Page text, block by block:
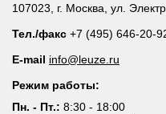
107023, г. Москва, ул.
Тел./факс +7 (495) 646-20-
E-mail info@leuze.ru
Режим работы:
Пн. - Пт.: 8:30 - 18:00